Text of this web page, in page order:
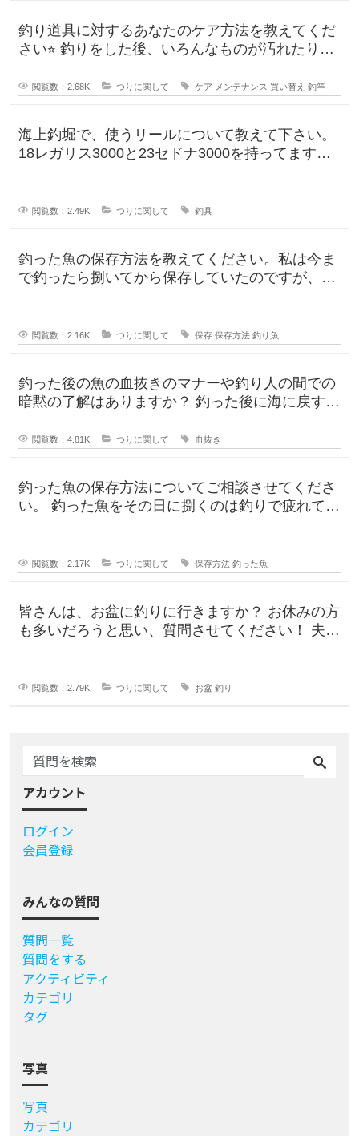
釣り道具に対するあなたのケア方法を教えてくだ
さい⭐︎ 釣りをした後、いろんなものが汚れたりし
閲覧数：2.68K つりに関して ケア メンテナンス 買い替え 釣竿
海上釣堀で、使うリールについて教えて下さい。
18レガリス3000と23セドナ3000を持ってます。
閲覧数：2.49K つりに関して 釣具
釣った魚の保存方法を教えてください。私は今ま
で釣ったら捌いてから保存していたのですが、人
閲覧数：2.16K つりに関して 保存 保存方法 釣り魚
釣った後の魚の血抜きのマナーや釣り人の間での
暗黙の了解はありますか？ 釣った後に海に戻す
閲覧数：4.81K つりに関して 血抜き
釣った魚の保存方法についてご相談させてくださ
い。 釣った魚をその日に捌くのは釣りで疲れてい
閲覧数：2.17K つりに関して 保存方法 釣った魚
皆さんは、お盆に釣りに行きますか？ お休みの方
も多いだろうと思い、質問させてください！ 夫曰
閲覧数：2.79K つりに関して お盆 釣り
アカウント
ログイン
会員登録
みんなの質問
質問一覧
質問をする
アクティビティ
カテゴリ
タグ
写真
写真
カテゴリ